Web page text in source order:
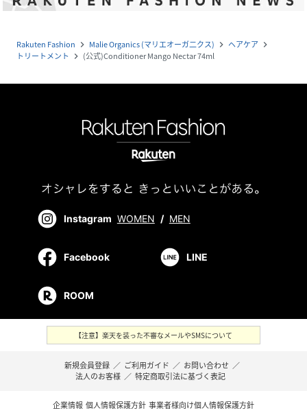
Rakuten Fashion navigate_next Malie Organics (マリエオーガ二クス) navigate_next ヘアケア navigate_next
トリートメント navigate_next (公式)Conditioner Mango Nectar 74ml
Instagram WOMEN / MEN
Facebook LINE
ROOM
【注意】楽天を装った不審なメールやSMSについて
新規会員登録 ／ ご利用ガイド ／ お問い合わせ ／
法人のお客様 ／ 特定商取引法に基づく表記
企業情報 個人情報保護方針 事業者様向け個人情報保護方針